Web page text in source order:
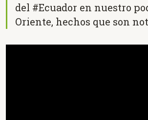
del #Ecuador en nuestro
Oriente, hechos que son